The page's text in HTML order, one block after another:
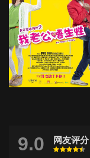
9.0 网友评分
很差
较差还行推荐力荐